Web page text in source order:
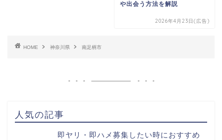
や出会う方法を解説
2026年4月23日(広告)
HOME 神奈川県 南足柄市
人気の記事
即ヤリ・即ハメ募集したい時におすすめ